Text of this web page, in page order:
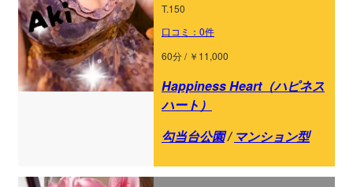
T.150
口コミ：0件
60分 / ￥11,000
Happiness Heart（ハピネス
ハート）
勾当台公園/ マンション型